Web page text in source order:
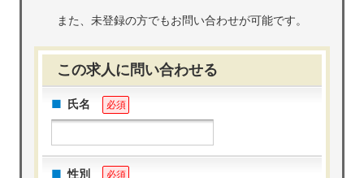
また、未登録の方でもお問い合わせが可能です。
この求人に問い合わせる
氏名 必須
性別 必須